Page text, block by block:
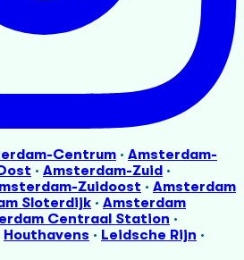
Centrum · Amsterdam-
· Amsterdam-Zuid ·
Zuidoost · Amsterdam
Sloterdijk · Amsterdam
Centraal Station ·
Houthavens · Leidsche Rijn ·